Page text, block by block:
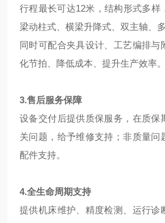
行程最长可达12米，结构形式多样
梁动柱式、横梁升降式、双主轴、
同时可配合夹具设计、工艺编排与
化节拍、降低成本、提升生产效率。
3.售后服务保障
设备交付后提供质保服务，在质保
关问题，给予维修支持；非质量问
配件支持。
4.全生命周期支持
提供机床维护、精度检测、运行诊